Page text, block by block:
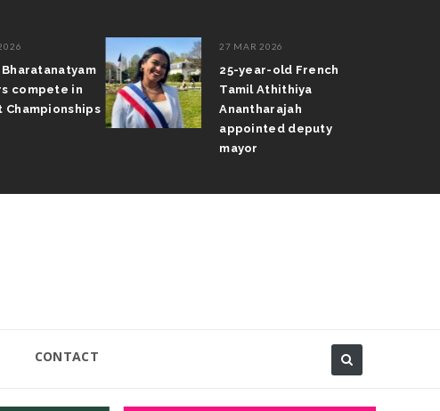
compete in
Championships
27 MAR 2026
25-year-old French
Tamil Athithiya
Anantharajah
appointed deputy
mayor
CONTACT